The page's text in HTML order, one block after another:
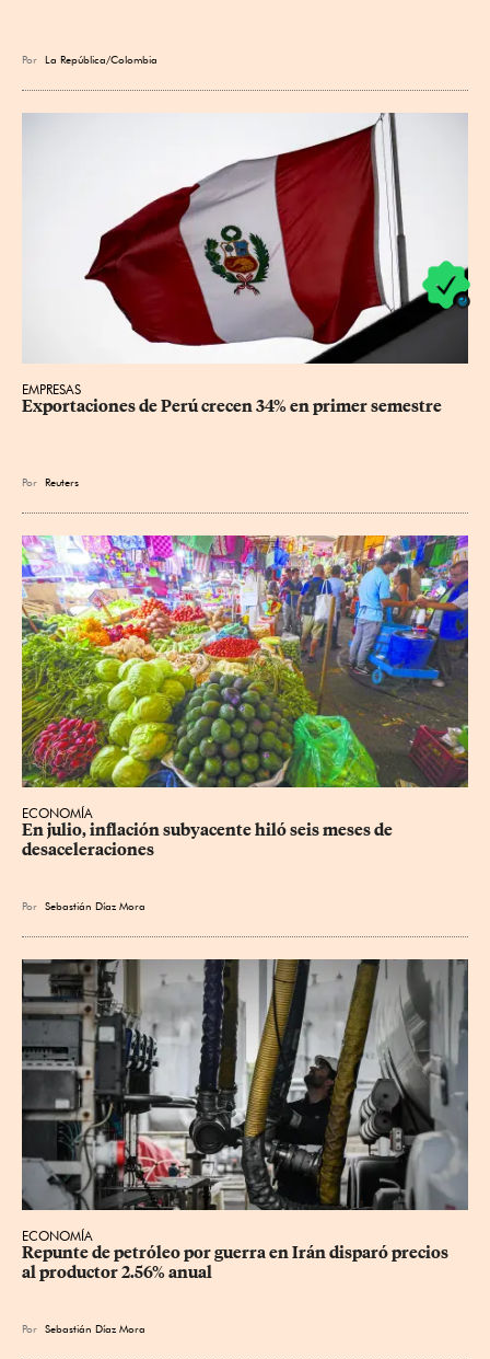
Por La República/Colombia
EMPRESAS
Exportaciones de Perú crecen 34% en primer semestre
Por Reuters
ECONOMÍA
En julio, inflación subyacente hiló seis meses de
desaceleraciones
Por Sebastián Díaz Mora
ECONOMÍA
Repunte de petróleo por guerra en Irán disparó precios
al productor 2.56% anual
Por Sebastián Díaz Mora